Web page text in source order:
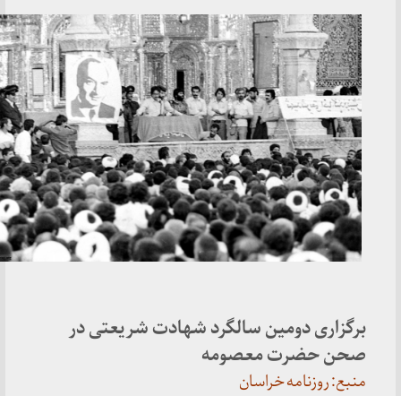
برگزاری دومین سالگرد شهادت شریعتی در
صحن حضرت معصومه
منبع: روزنامه خراسان